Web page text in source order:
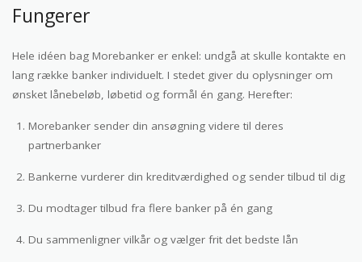
Fungerer
Hele idéen bag Morebanker er enkel: undgå at skulle kontakte en
lang række banker individuelt. I stedet giver du oplysninger om
ønsket lånebeløb, løbetid og formål én gang. Herefter:
Morebanker sender din ansøgning videre til deres
partnerbanker
Bankerne vurderer din kreditværdighed og sender tilbud til dig
Du modtager tilbud fra flere banker på én gang
Du sammenligner vilkår og vælger frit det bedste lån